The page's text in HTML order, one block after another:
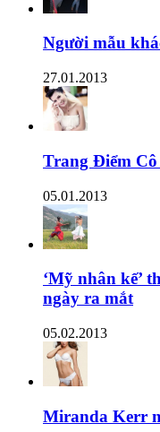
Người mẫu
27.01.2013
Trang Điểm
05.01.2013
‘Mỹ nhân kế’
ngày ra mắt
05.02.2013
Miranda Kerr